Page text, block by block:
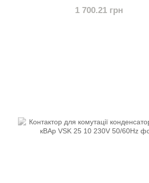
1 700.21 грн